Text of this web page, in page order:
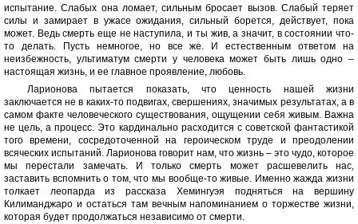
испытание. Слабых она ломает, сильным бросает вызов. Слабый теряет
силы и замирает в ужасе ожидания, сильный борется, действует, пока
может. Ведь смерть еще не наступила, и ты жив, а значит, в состоянии что-
то делать. Пусть немногое, но все же. И естественным ответом на
неизбежность, ультиматум смерти у человека может быть лишь одно –
настоящая жизнь, и ее главное проявление, любовь.
Ларионова пытается показать, что ценность нашей жизни
заключается не в каких-то подвигах, свершениях, значимых результатах, а в
самом факте человеческого существования, ощущении себя живым. Важна
не цель, а процесс. Это кардинально расходится с советской фантастикой
того времени, сосредоточенной на героическом труде и преодолении
всяческих испытаний. Ларионова говорит нам, что жизнь – это чудо, которое
мы перестали замечать. И только смерть может расшевелить нас,
заставить вспомнить о том, что мы вообще-то живые. Именно жажда жизни
толкает леопарда из рассказа Хемингуэя подняться на вершину
Килиманджаро и остаться там вечным напоминанием о торжестве жизни,
которая будет продолжаться независимо от смерти.